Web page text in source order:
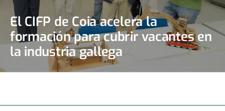
El CIFP de Coia acelera la
formación para cubrir vacantes en
la industria gallega